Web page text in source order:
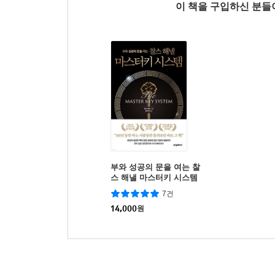
이 책을 구입하신 분
부와 성공의 문을 여는 찰
스 해낼 마스터키 시스템
7건
14,000원